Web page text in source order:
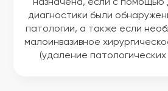
назначена, если с помощью
диагностики были
патологии, а также если
малоинвазивное
(удаление